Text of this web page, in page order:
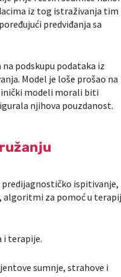
iz tog istraživanja tim
predviđanja sa
podskupu podataka iz
Model je loše prošao na
modeli morali biti
njihova pouzdanost.
ispitivanje,
algoritmi za pomoć u
i terapije.
sumnje, strahove i